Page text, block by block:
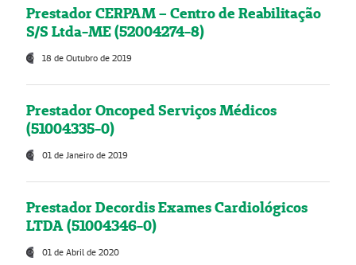
Prestador CERPAM – Centro de Reabilitação
S/S Ltda-ME (52004274-8)
18 de Outubro de 2019
Prestador Oncoped Serviços Médicos
(51004335-0)
01 de Janeiro de 2019
Prestador Decordis Exames Cardiológicos
LTDA (51004346-0)
01 de Abril de 2020